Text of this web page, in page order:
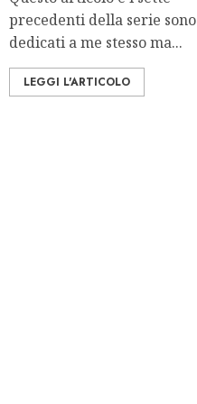
precedenti della serie sono
dedicati a me stesso ma...
LEGGI L'ARTICOLO